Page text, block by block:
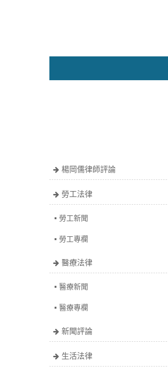
楊岡儒律師評論
勞工法律
勞工新聞
勞工專欄
醫療法律
醫療新聞
醫療專欄
新聞評論
生活法律